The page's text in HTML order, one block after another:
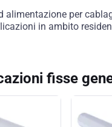
alimentazione per
in ambito
fisse